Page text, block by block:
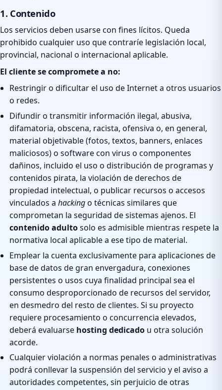
1. Contenido
Los servicios deben usarse con fines lícitos. Queda
prohibido cualquier uso que contraríe legislación local,
provincial, nacional o internacional aplicable.
El cliente se compromete a no:
Restringir o dificultar el uso de Internet a otros usuarios
o redes.
Difundir o transmitir información ilegal, abusiva,
difamatoria, obscena, racista, ofensiva o, en general,
material objetivable (fotos, textos, banners, enlaces
maliciosos) o software con virus o componentes
dañinos, incluido el uso o distribución de programas y
contenidos pirata, la violación de derechos de
propiedad intelectual, o publicar recursos o accesos
vinculados ahackingo técnicas similares que
comprometan la seguridad de sistemas ajenos. El
contenido adultosolo es admisible mientras respete la
normativa local aplicable a ese tipo de material.
Emplear la cuenta exclusivamente para aplicaciones de
base de datos de gran envergadura, conexiones
persistentes o usos cuya finalidad principal sea el
consumo desproporcionado de recursos del servidor,
en desmedro del resto de clientes. Si su proyecto
requiere procesamiento o concurrencia elevados,
deberá evaluarse hosting dedicado u otra solución
acorde.
Cualquier violación a normas penales o administrativas
podrá conllevar la suspensión del servicio y el aviso a
autoridades competentes, sin perjuicio de otras